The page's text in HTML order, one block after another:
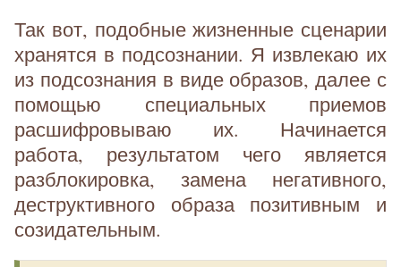
Так вот, подобные жизненные сценарии
хранятся в подсознании. Я извлекаю их
из подсознания в виде образов, далее с
помощью специальных приемов
расшифровываю их. Начинается
работа, результатом чего является
разблокировка, замена негативного,
деструктивного образа позитивным и
созидательным.